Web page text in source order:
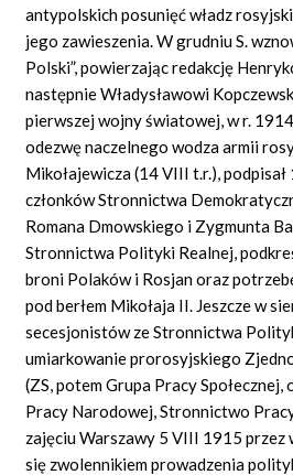
antypolskich posunięć władz
jego zawieszenia. W grudniu S.
Polski”, powierzając redakcję
następnie Władysławowi
pierwszej wojny światowej, w r.
odezwę naczelnego wodza armii
Mikołajewicza (14 VIII t.r.),
członków Stronnictwa
Romana Dmowskiego i Zygmunta
Stronnictwa Polityki Realnej,
broni Polaków i Rosjan oraz
pod berłem Mikołaja II. Jeszcze w
secesjonistów ze Stronnictwa
umiarkowanie prorosyjskiego
(ZS, potem Grupa Pracy Społecznej,
Pracy Narodowej, Stronnictwo
zajęciu Warszawy 5 VIII 1915 przez
się zwolennikiem prowadzenia